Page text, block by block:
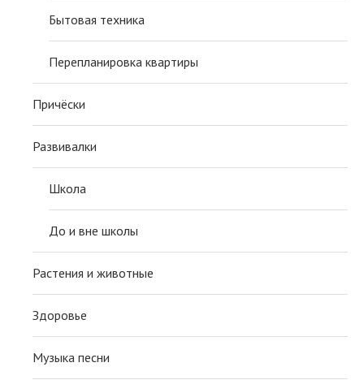
Бытовая техника
Перепланировка квартиры
Причёски
Развивалки
Школа
До и вне школы
Растения и животные
Здоровье
Музыка песни